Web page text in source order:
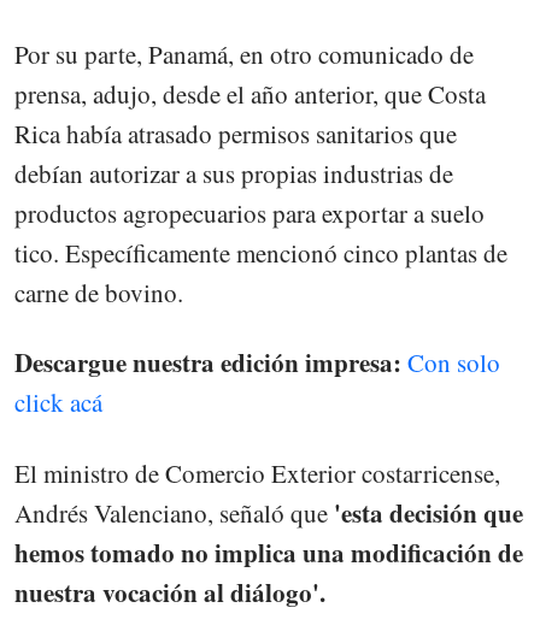
Por su parte, Panamá, en otro comunicado de
prensa, adujo, desde el año anterior, que Costa
Rica había atrasado permisos sanitarios que
debían autorizar a sus propias industrias de
productos agropecuarios para exportar a suelo
tico. Específicamente mencionó cinco plantas de
carne de bovino.
Descargue nuestra edición impresa: Con solo
click acá
El ministro de Comercio Exterior costarricense,
Andrés Valenciano, señaló que 'esta decisión que
hemos tomado no implica una modificación de
nuestra vocación al diálogo'.